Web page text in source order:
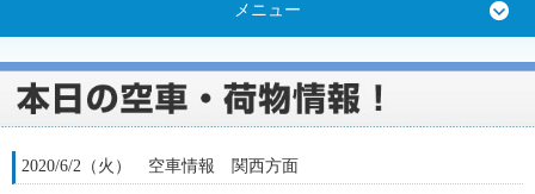
メニュー
2020/6/2（火） 空車情報 関西方面